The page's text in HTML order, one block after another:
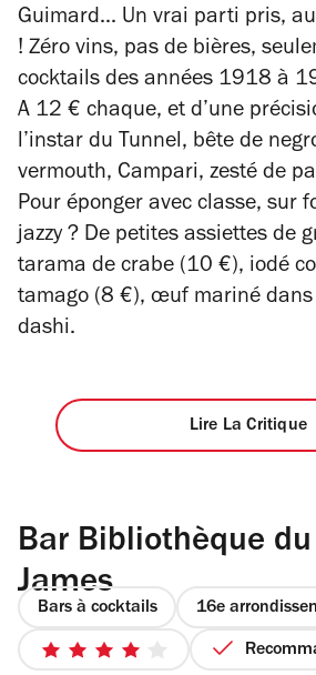
Guimard... Un vrai parti pris,
! Zéro vins, pas de bières,
cocktails des années 1918 à
A 12 € chaque, et d’une
l’instar du Tunnel, bête de
vermouth, Campari, zesté de
Pour éponger avec classe, sur
jazzy ? De petites assiettes de
tarama de crabe (10 €), iodé
tamago (8 €), œuf mariné
dashi.
Lire La Critique
Bar Bibliothèque
James
Bars à cocktails 16e
4